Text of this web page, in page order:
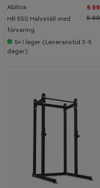
Abilica
HR 550 Halvställ med
förvaring
6
9
5+
I lager (Leveranstid 3-5
dagar)